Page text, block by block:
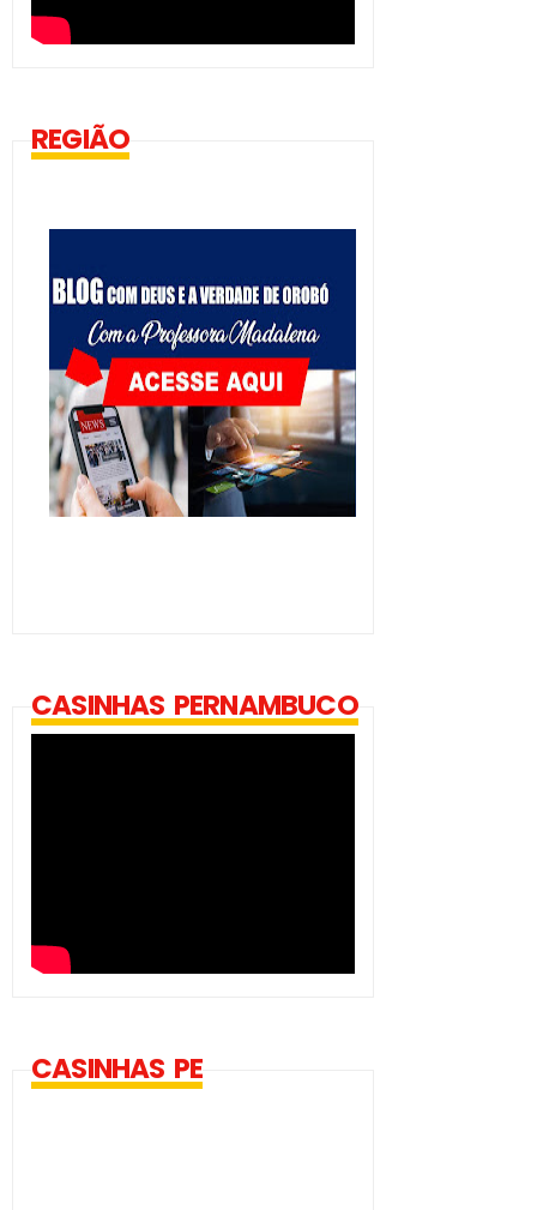
REGIÃO
CASINHAS PERNAMBUCO
CASINHAS PE